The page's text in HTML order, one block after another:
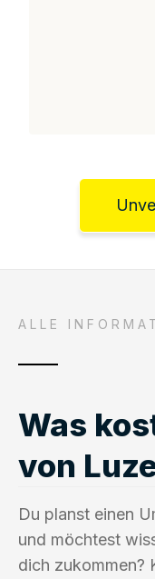
ALLE
Was
von
Du planst einen
und möchtest
dich zukommen?